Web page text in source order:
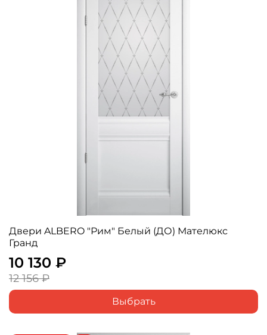
Двери ALBERO "Рим" Белый (ДО) Мателюкс
Гранд
10 130 ₽
12 156 ₽
Выбрать